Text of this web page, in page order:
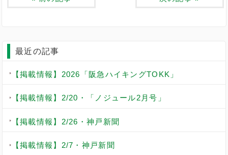
最近の記事
【掲載情報】2026「阪急ハイキングTOKK」
【掲載情報】2/20・「ノジュール2月号」
【掲載情報】2/26・神戸新聞
【掲載情報】2/7・神戸新聞